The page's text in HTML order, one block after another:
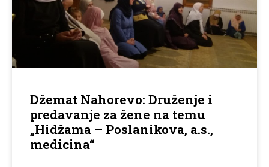
Džemat Nahorevo: Druženje i
predavanje za žene na temu
„Hidžama – Poslanikova, a.s.,
medicina“